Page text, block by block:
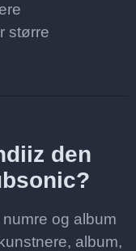
større
den
og album
album,